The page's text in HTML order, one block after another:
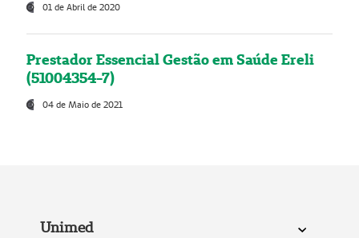
01 de Abril de 2020
Prestador Essencial Gestão em Saúde Ereli
(51004354-7)
04 de Maio de 2021
Unimed